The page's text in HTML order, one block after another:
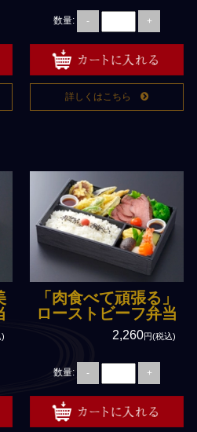
数量: - +
詳しくはこちら
)
「肉食べて頑張る」
ローストビーフ弁当
2,260円(税込)
数量: - +